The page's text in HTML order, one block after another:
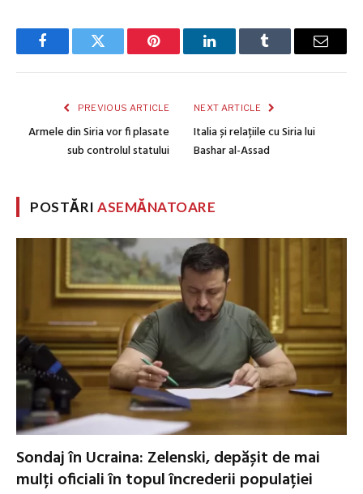
FacebookTwitter Pinterest LinkedInTumblr Email
PREVIOUS ARTICLE
Armele din Siria vor fi plasate
sub controlul statului
NEXT ARTICLE
Italia și relațiile cu Siria lui
Bashar al-Assad
POSTĂRIASEMĂNATOARE
Sondaj în Ucraina: Zelenski, depășit de mai
mulți oficiali în topul încrederii populației